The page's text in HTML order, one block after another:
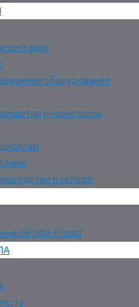
оборудование
и мониторов
и складе
Birgitte Frigast